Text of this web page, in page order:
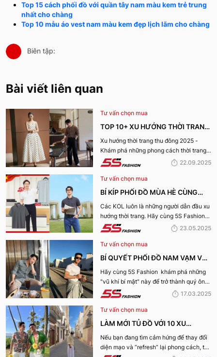
Top 15 cách phối đồ với quần tây nam màu kem trẻ trung
nhất cho chàng
Top 10 mẫu áo vest nam màu kem đẹp lịch lãm cho chàng
Biên tập:
Bài viết liên quan
Tư vấn chọn mua
TOP 10+ XU HƯỚNG THỜI TRANG
THU ĐÔNG 2025 TRENDY, GÂY
BÃO
Xu hướng thời trang thu đông 2025 -
Khám phá những phong cách thời trang
“làm mưa làm gió” từ sàn runway đến
22.09.2025
Tư vấn chọn mua
BÍ KÍP PHỐI ĐỒ MÙA HÈ CÙNG
KOL 5S FASHION: STYLE THU HÚT
CHO MỌI CHÀNG TRAI
Các KOL luôn là những người dẫn đầu xu
hướng thời trang. Hãy cùng 5S Fashion
điểm qua những bí kíp phối đồ mùa hè
23.05.2025
Tư vấn chọn mua
BÍ QUYẾT PHỐI ĐỒ NAM VẠM VỠ
ĐẸP, THU HÚT PHÁI NỮ
Hãy cùng 5S Fashion khám phá những
"vũ khí bí mật" này để trở thành quý ông
thu hút nhờ “tận dụng” triệt để những ưu
nhé:
17.03.2025
Tư vấn chọn mua
LÀM MỚI TỦ ĐỒ VỚI 10 XU
HƯỚNG THỜI TRANG HOT NHẤT
MÙA HÈ 2025
Nếu bạn đang tìm cảm hứng để thay đổi
diện mạo và “refresh” lại phong cách, thì